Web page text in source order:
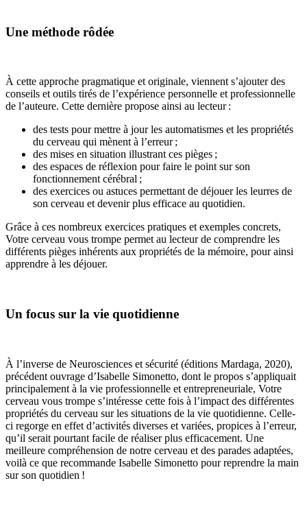
Une méthode rôdée
À cette approche pragmatique et originale, viennent s’ajouter des
conseils et outils tirés de l’expérience personnelle et professionnelle
de l’auteure. Cette dernière propose ainsi au lecteur :
des tests pour mettre à jour les automatismes et les propriétés
du cerveau qui mènent à l’erreur ;
des mises en situation illustrant ces pièges ;
des espaces de réflexion pour faire le point sur son
fonctionnement cérébral ;
des exercices ou astuces permettant de déjouer les leurres de
son cerveau et devenir plus efficace au quotidien.
Grâce à ces nombreux exercices pratiques et exemples concrets,
Votre cerveau vous trompe permet au lecteur de comprendre les
différents pièges inhérents aux propriétés de la mémoire, pour ainsi
apprendre à les déjouer.
Un focus sur la vie quotidienne
À l’inverse de Neurosciences et sécurité (éditions Mardaga, 2020),
précédent ouvrage d’Isabelle Simonetto, dont le propos s’appliquait
principalement à la vie professionnelle et entrepreneuriale, Votre
cerveau vous trompe s’intéresse cette fois à l’impact des différentes
propriétés du cerveau sur les situations de la vie quotidienne. Celle-
ci regorge en effet d’activités diverses et variées, propices à l’erreur,
qu’il serait pourtant facile de réaliser plus efficacement. Une
meilleure compréhension de notre cerveau et des parades adaptées,
voilà ce que recommande Isabelle Simonetto pour reprendre la main
sur son quotidien !